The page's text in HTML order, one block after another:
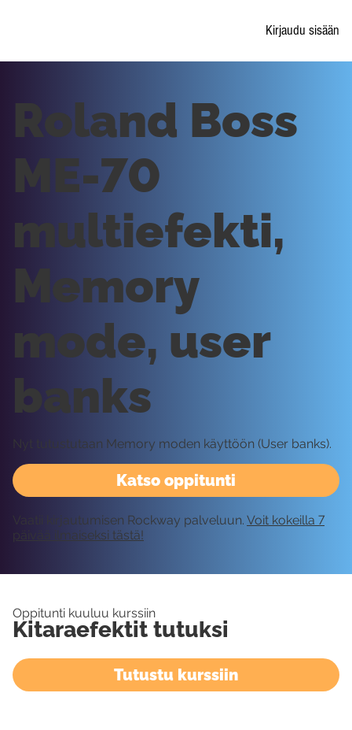
Kirjaudu sisään
Katso oppitunti
Roland Boss
ME-70
multiefekti,
Memory
mode, user
banks
Nyt tutustutaan Memory moden käyttöön (User banks).
Vaatii kirjautumisen Rockway palveluun. Voit kokeilla 7
päivää ilmaiseksi tästä!
Oppitunti kuuluu kurssiin
Kitaraefektit tutuksi
Tutustu kurssiin